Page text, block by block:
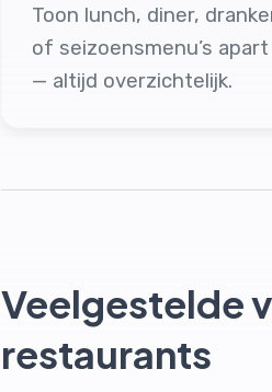
Toon lunch, diner,
of seizoensmenu’s apart
— altijd overzichtelijk.
Veelgestelde
restaurants